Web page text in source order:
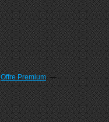
Offre Premium